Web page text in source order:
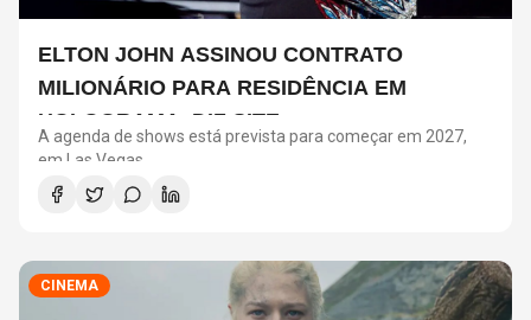
ELTON JOHN ASSINOU CONTRATO
MILIONÁRIO PARA RESIDÊNCIA EM
HOLOGRAMA, DIZ SITE
A agenda de shows está prevista para começar em 2027,
em Las Vegas
CINEMA